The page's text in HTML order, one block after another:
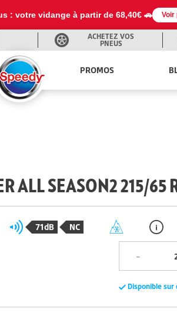
: votre vidange à partir de 68,40€ 🚗 Voir
ACHETEZ VOS
PNEUS
PROMOS
ALL SEASON2 215/65
71dB NC
Disponible sur